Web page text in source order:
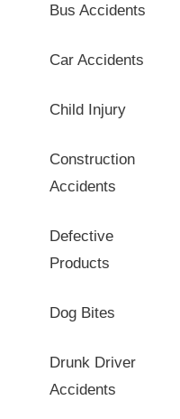
Bus Accidents
Car Accidents
Child Injury
Construction
Accidents
Defective
Products
Dog Bites
Drunk Driver
Accidents